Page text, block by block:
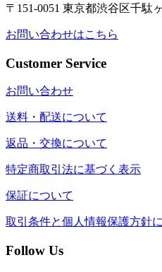
〒151-0051 東京都渋谷区千駄
お問い合わせはこちら
Customer Service
お問い合わせ
送料・配送について
返品・交換について
特定商取引法に基づく表示
保証について
取引条件と個人情報保護方針
Follow Us